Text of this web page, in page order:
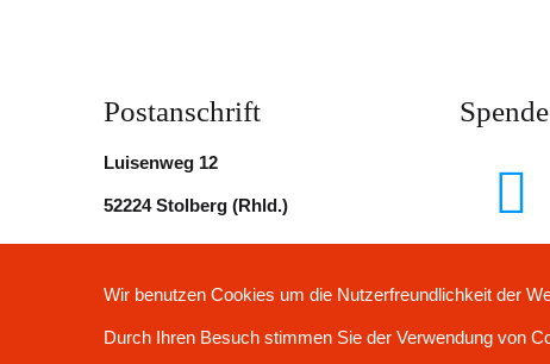
Postanschrift
Luisenweg 12
52224 Stolberg (Rhld.) ​
Spende
Wir benutzen Cookies um die Nutzerfreundlichkeit der
Durch Ihren Besuch stimmen Sie der Verwendung von